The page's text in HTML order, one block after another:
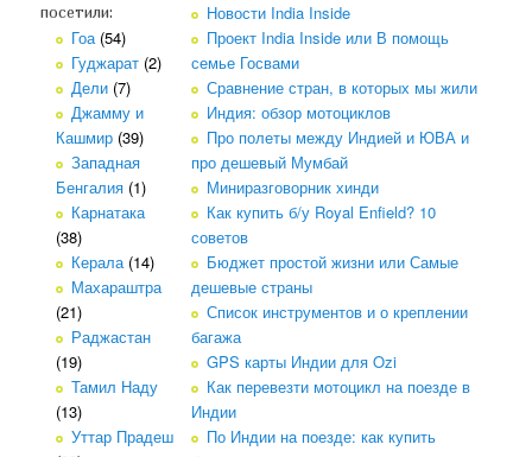
посетили:
Гоа(54)
Гуджарат (2)
Дели (7)
Джамму и
Кашмир (39)
Западная
Бенгалия (1)
Карнатака
(38)
Керала(14)
Махараштра
(21)
Раджастан
(19)
Тамил Наду
(13)
Уттар Прадеш
Новости India Inside
Проект India Inside или В помощь
семье Госвами
Сравнение стран, в которых мы жили
Индия: обзор мотоциклов
Про полеты между Индией и ЮВА и
про дешевый Мумбай
Миниразговорник хинди
Как купить б/у Royal Enfield? 10
советов
Бюджет простой жизни или Самые
дешевые страны
Список инструментов и о креплении
багажа
GPS карты Индии для Ozi
Как перевезти мотоцикл на поезде в
Индии
По Индии на поезде: как купить